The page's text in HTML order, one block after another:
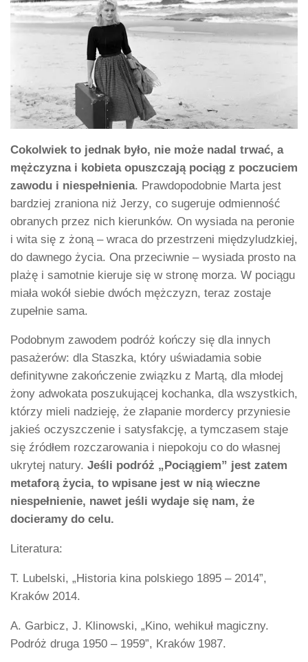
Cokolwiek to jednak było, nie może nadal trwać, a
mężczyzna i kobieta opuszczają pociąg z poczuciem
zawodu i niespełnienia. Prawdopodobnie Marta jest
bardziej zraniona niż Jerzy, co sugeruje odmienność
obranych przez nich kierunków. On wysiada na peronie
i wita się z żoną – wraca do przestrzeni międzyludzkiej,
do dawnego życia. Ona przeciwnie – wysiada prosto na
plażę i samotnie kieruje się w stronę morza. W pociągu
miała wokół siebie dwóch mężczyzn, teraz zostaje
zupełnie sama.
Podobnym zawodem podróż kończy się dla innych
pasażerów: dla Staszka, który uświadamia sobie
definitywne zakończenie związku z Martą, dla młodej
żony adwokata poszukującej kochanka, dla wszystkich,
którzy mieli nadzieję, że złapanie mordercy przyniesie
jakieś oczyszczenie i satysfakcję, a tymczasem staje
się źródłem rozczarowania i niepokoju co do własnej
ukrytej natury. Jeśli podróż „Pociągiem” jest zatem
metaforą życia, to wpisane jest w nią wieczne
niespełnienie, nawet jeśli wydaje się nam, że
docieramy do celu.
Literatura:
T. Lubelski, „Historia kina polskiego 1895 – 2014”,
Kraków 2014.
A. Garbicz, J. Klinowski, „Kino, wehikuł magiczny.
Podróż druga 1950 – 1959”, Kraków 1987.